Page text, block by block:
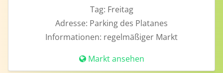
Tag: Freitag
Adresse: Parking des Platanes
Informationen: regelmäßiger Markt
Markt ansehen